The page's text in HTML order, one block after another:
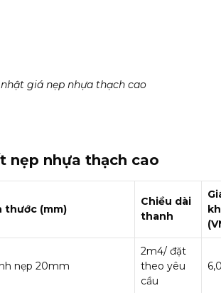
nhật giá nẹp nhựa thạch cao
nẹp nhựa thạch cao
thước (mm)
Chiều dài
thanh
nẹp 20mm
2m4/ đặt
theo yêu
cầu